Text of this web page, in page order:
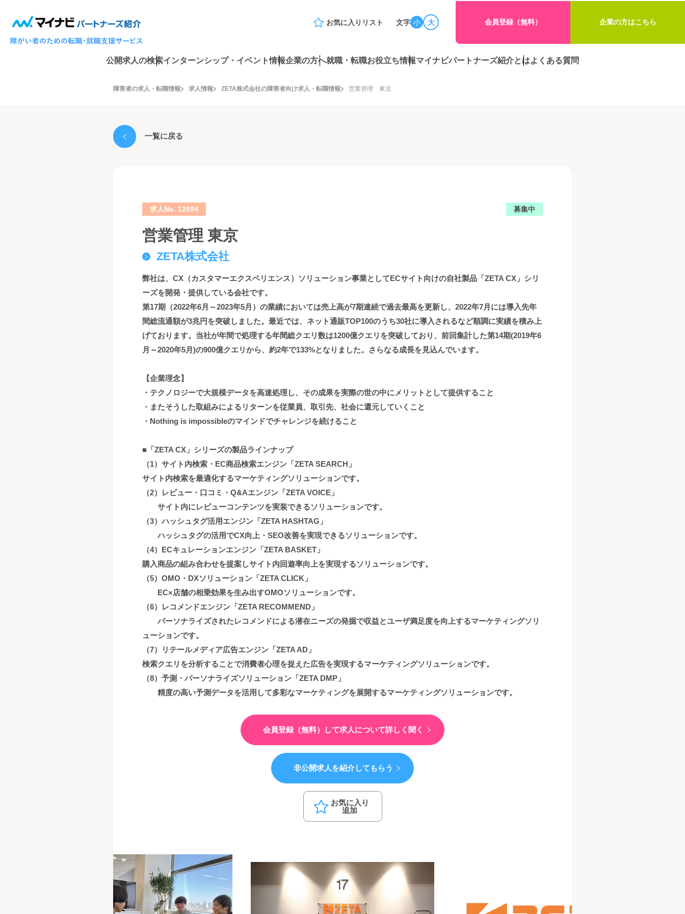
お気に入りリスト 文字 小 大 会員登録（無料） 企業の方はこちら
公開求人の検索インターンシップ・イベント情報企業の方へ就職・転職お役立ち情報マイナビパートナーズ紹介とはよくある質問
障害者の求人・転職情報 求人情報 ZETA株式会社の障害者向け求人・転職情報 営業管理 東京
一覧に戻る
求人No. 12694 募集中
営業管理 東京
ZETA株式会社
弊社は、CX（カスタマーエクスペリエンス）ソリューション事業としてECサイト向けの自社製品「ZETA CX」シリ
ーズを開発・提供している会社です。
第17期（2022年6月～2023年5月）の業績においては売上高が7期連続で過去最高を更新し、2022年7月には導入先年
間総流通額が3兆円を突破しました。最近では、ネット通販TOP100のうち30社に導入されるなど順調に実績を積み上
げております。当社が年間で処理する年間総クエリ数は1200億クエリを突破しており、前回集計した第14期(2019年6
月～2020年5月)の900億クエリから、約2年で133%となりました。さらなる成長を見込んでいます。
【企業理念】
・テクノロジーで大規模データを高速処理し、その成果を実際の世の中にメリットとして提供すること
・またそうした取組みによるリターンを従業員、取引先、社会に還元していくこと
・Nothing is impossibleのマインドでチャレンジを続けること
■「ZETA CX」シリーズの製品ラインナップ
（1）サイト内検索・EC商品検索エンジン「ZETA SEARCH」
サイト内検索を最適化するマーケティングソリューションです。
（2）レビュー・口コミ・Q&Aエンジン「ZETA VOICE」
サイト内にレビューコンテンツを実装できるソリューションです。
（3）ハッシュタグ活用エンジン「ZETA HASHTAG」
ハッシュタグの活用でCX向上・SEO改善を実現できるソリューションです。
（4）ECキュレーションエンジン「ZETA BASKET」
購入商品の組み合わせを提案しサイト内回遊率向上を実現するソリューションです。
（5）OMO・DXソリューション「ZETA CLICK」
EC×店舗の相乗効果を生み出すOMOソリューションです。
（6）レコメンドエンジン「ZETA RECOMMEND」
パーソナライズされたレコメンドによる潜在ニーズの発掘で収益とユーザ満足度を向上するマーケティングソリ
ューションです。
（7）リテールメディア広告エンジン「ZETA AD」
検索クエリを分析することで消費者心理を捉えた広告を実現するマーケティングソリューションです。
（8）予測・パーソナライズソリューション「ZETA DMP」
精度の高い予測データを活用して多彩なマーケティングを展開するマーケティングソリューションです。
会員登録（無料）して求人について詳しく聞く
非公開求人を紹介してもらう
お気に入り
追加